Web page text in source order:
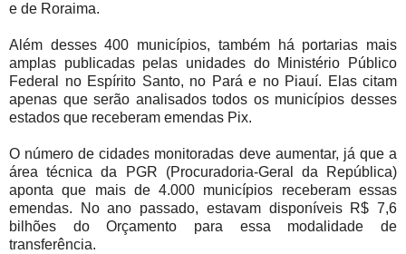
e de Roraima.
Além desses 400 municípios, também há portarias mais
amplas publicadas pelas unidades do Ministério Público
Federal no Espírito Santo, no Pará e no Piauí. Elas citam
apenas que serão analisados todos os municípios desses
estados que receberam emendas Pix.
O número de cidades monitoradas deve aumentar, já que a
área técnica da PGR (Procuradoria-Geral da República)
aponta que mais de 4.000 municípios receberam essas
emendas. No ano passado, estavam disponíveis R$ 7,6
bilhões do Orçamento para essa modalidade de
transferência.